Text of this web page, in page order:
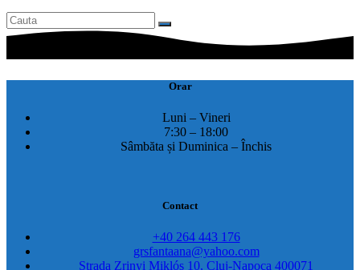
Orar
Luni – Vineri
7:30 – 18:00
Sâmbăta și Duminica – Închis
Contact
+40 264 443 176
grsfantaana@yahoo.com
Strada Zrinyi Miklós 10, Cluj-Napoca 400071